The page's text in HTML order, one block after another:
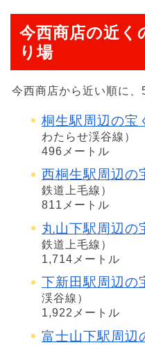
今西商店の近く
り場
今西商店から近い順に、
桐生駅周辺の宝
わたらせ渓谷線）
496メートル
西桐生駅周辺の
鉄道上毛線）
811メートル
丸山下駅周辺の
鉄道上毛線）
1,714メートル
下新田駅周辺の
渓谷線）
1,922メートル
富士山下駅周辺